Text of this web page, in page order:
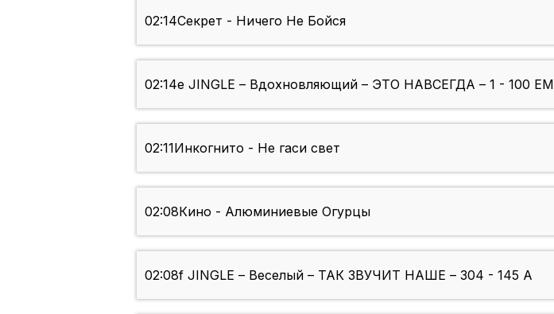
02:14Секрет - Ничего Не Бойся
02:14e JINGLE – Вдохновляющий – ЭТО НАВСЕГДА – 1 - 100 EM
02:11Инкогнито - Не гаси свет
02:08Кино - Алюминиевые Огурцы
02:08f JINGLE – Веселый – ТАК ЗВУЧИТ НАШЕ – 304 - 145 A